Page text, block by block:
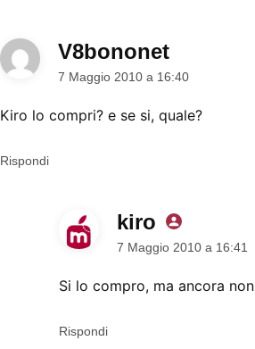
V8bononetdice:
7 Maggio 2010 a 16:40
Kiro lo compri? e se si, quale?
Rispondi
kiro dice:
7 Maggio 2010 a 16:41
Si lo compro, ma ancora
Rispondi